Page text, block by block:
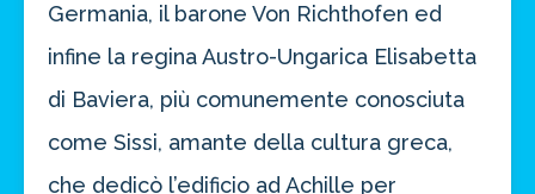
Germania, il barone Von Richthofen ed
infine la regina Austro-Ungarica Elisabetta
di Baviera, più comunemente conosciuta
come Sissi, amante della cultura greca,
che dedicò l’edificio ad Achille per